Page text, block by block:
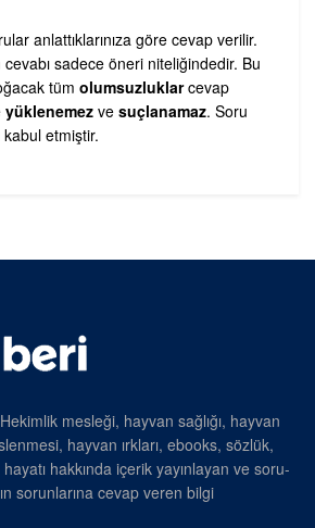
anlattıklarınıza göre cevap verilir.
sadece öneri niteliğindedir. Bu
tüm olumsuzluklarcevap
yüklenemez ve suçlanamaz. Soru
etmiştir.
mesleği, hayvan sağlığı, hayvan
hayvan ırkları, ebooks, sözlük,
hakkında içerik yayınlayan ve soru-
sorunlarına cevap veren bilgi